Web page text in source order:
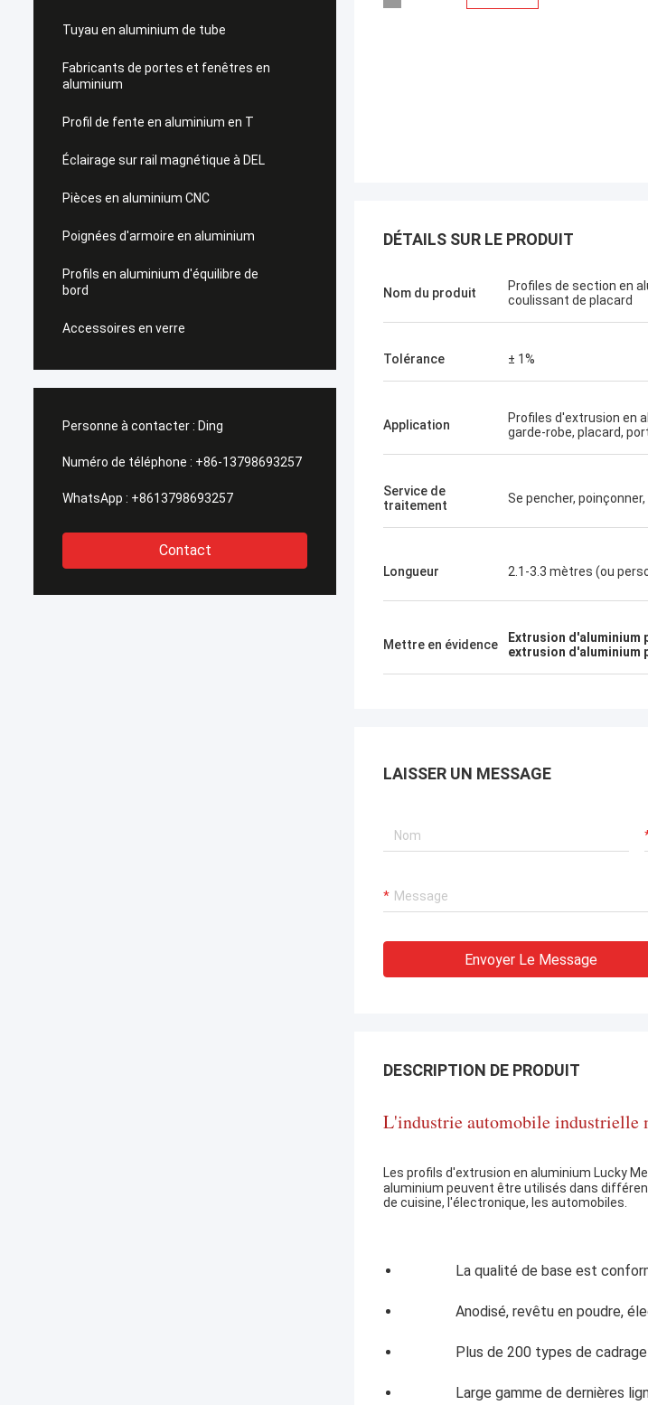
Tuyau en aluminium de tube
Fabricants de portes et fenêtres en
aluminium
Profil de fente en aluminium en T
Éclairage sur rail magnétique à DEL
Pièces en aluminium CNC
Poignées d'armoire en aluminium
Profils en aluminium d'équilibre de
bord
Accessoires en verre
Personne à contacter : Ding
Numéro de téléphone : +86-13798693257
WhatsApp : +8613798693257
Contact
DÉTAILS SUR LE PRODUIT
Nom du produit
Profiles de section en
coulissant de placard
Tolérance ± 1%
Application
Profiles d'extrusion en
garde-robe, placard,
Service de
traitement
Se pencher,
Longueur 2.1-3.3 mètres (ou
Mettre en évidence Extrusion
extrusion d'aluminium
LAISSER UN MESSAGE
Envoyer Le Message
DESCRIPTION DE PRODUIT
L'industrie automobile industrielle
Les profils d'extrusion en aluminium Lucky
aluminium peuvent être utilisés dans
de cuisine, l'électronique, les automobiles.
La qualité de base est
Anodisé, revêtu en poudre,
Plus de 200 types de
Large gamme de dernières